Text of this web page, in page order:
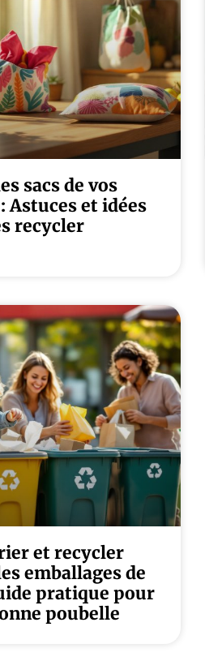
sacs de vos
Astuces et idées
recycler
et recycler
emballages de
pratique pour
poubelle